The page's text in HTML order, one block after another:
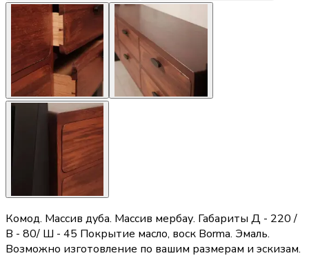
Комод. Массив дуба. Массив мербау. Габариты Д - 220 /
В - 80/ Ш - 45 Покрытие масло, воск Borma. Эмаль.
Возможно изготовление по вашим размерам и эскизам.